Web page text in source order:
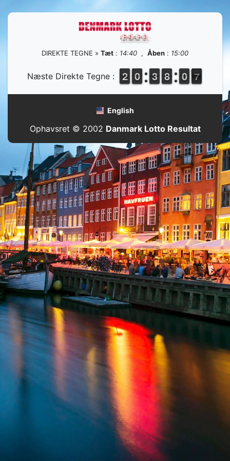
DIREKTE TEGNE » Tæt : 14:40 , Åben : 15:00
Næste Direkte Tegne : 1
1
2
2 9
9
0
0 2
2
3
3 7
7
8
8 1
0
0 7
6
English
Ophavsret © 2002 Danmark Lotto Resultat